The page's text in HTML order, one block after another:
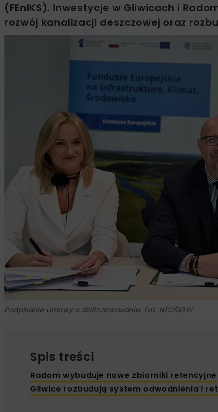
(FEnIKS). Inwestycje w Gliwicach i
rozwój kanalizacji deszczowej oraz
Podpisanie umowy o dofinansowanie. Fot. NFOŚiGW
Spis treści
Radom wybuduje nowe zbiorniki retencyjne
Gliwice rozbudują system odwodnienia i